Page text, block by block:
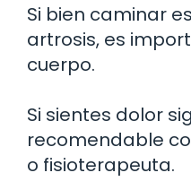
Si bien caminar
artrosis, es
cuerpo.
Si sientes dolor
recomendable
o fisioterapeuta.